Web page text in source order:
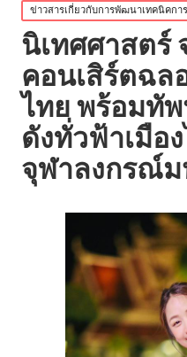
Posted
in
ข่าวสารเกี่ยวกับการพัฒนาเทคนิคกา
นิเทศศาสตร์
คอนเสิร์ตฉล
ไทย พร้อมทั
ดังทั่วฟ้าเมือ
จุฬาลงกรณ์